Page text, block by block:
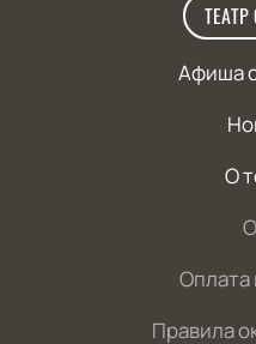
Афиша
О
Оплата
Правила